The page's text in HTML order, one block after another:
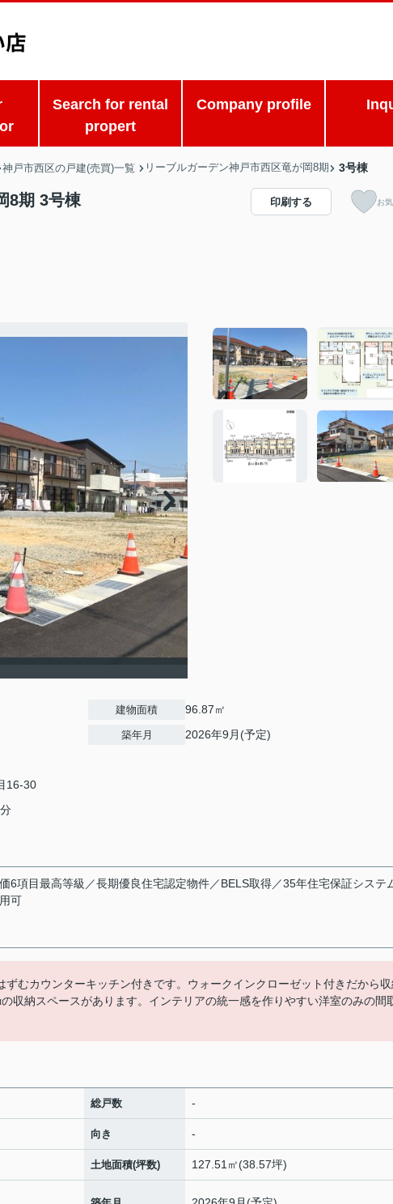
Search for rental
propert
Company profile
神戸市西区の戸建(売買)一覧 リーブルガーデン神戸市西区竜が岡8期 3号棟
8期 3号棟 印刷する お
16-30
建物面積 96.87㎡
築年月 2026年9月(予定)
6項目最高等級／長期優良住宅認定物件／BELS取得／35年住宅保証システ
可
むカウンターキッチン付きです。ウォークインクローゼット付きだから収
収納スペースがあります。インテリアの統一感を作りやすい洋室のみの間
総戸数 -
向き -
土地面積(坪数) 127.51㎡(38.57坪)